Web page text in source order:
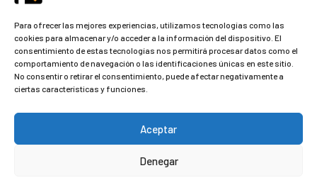
Para ofrecer las mejores experiencias, utilizamos tecnologías como las
cookies para almacenar y/o acceder a la información del dispositivo. El
consentimiento de estas tecnologías nos permitirá procesar datos como el
comportamiento de navegación o las identificaciones únicas en este sitio.
No consentir o retirar el consentimiento, puede afectar negativamente a
ciertas características y funciones.
Aceptar
Denegar
contacto@kds.cloud
www.kds.cloud
Plaza Libertad 8Entreplanta, Oficina
3,31004 Pamplona,
by Kaizen Development Solutions ·